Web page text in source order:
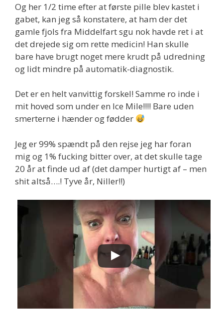
Og her 1/2 time efter at første pille blev kastet i
gabet, kan jeg så konstatere, at ham der det
gamle fjols fra Middelfart sgu nok havde ret i at
det drejede sig om rette medicin! Han skulle
bare have brugt noget mere krudt på udredning
og lidt mindre på automatik-diagnostik.
Det er en helt vanvittig forskel! Samme ro inde i
mit hoved som under en Ice Mile!!!! Bare uden
smerterne i hænder og fødder
Jeg er 99% spændt på den rejse jeg har foran
mig og 1% fucking bitter over, at det skulle tage
20 år at finde ud af (det damper hurtigt af – men
shit altså….! Tyve år, Niller!!)